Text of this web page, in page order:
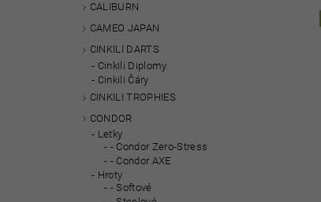
CALIBURN
CAMEO JAPAN
CINKILI DARTS
Cinkili Diplomy
Cinkili Čáry
CINKILI TROPHIES
CONDOR
Letky
- Condor Zero-Stress
- Condor AXE
Hroty
- Softové